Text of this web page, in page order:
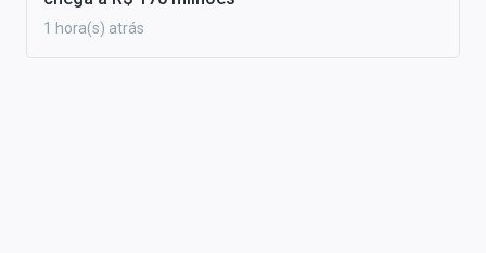
1 hora(s) atrás